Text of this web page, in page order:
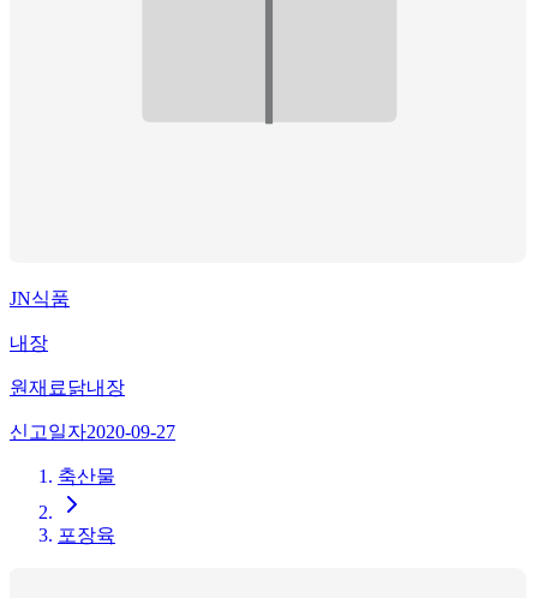
JN식품
내장
원재료닭내장
신고일자2020-09-27
축산물
포장육